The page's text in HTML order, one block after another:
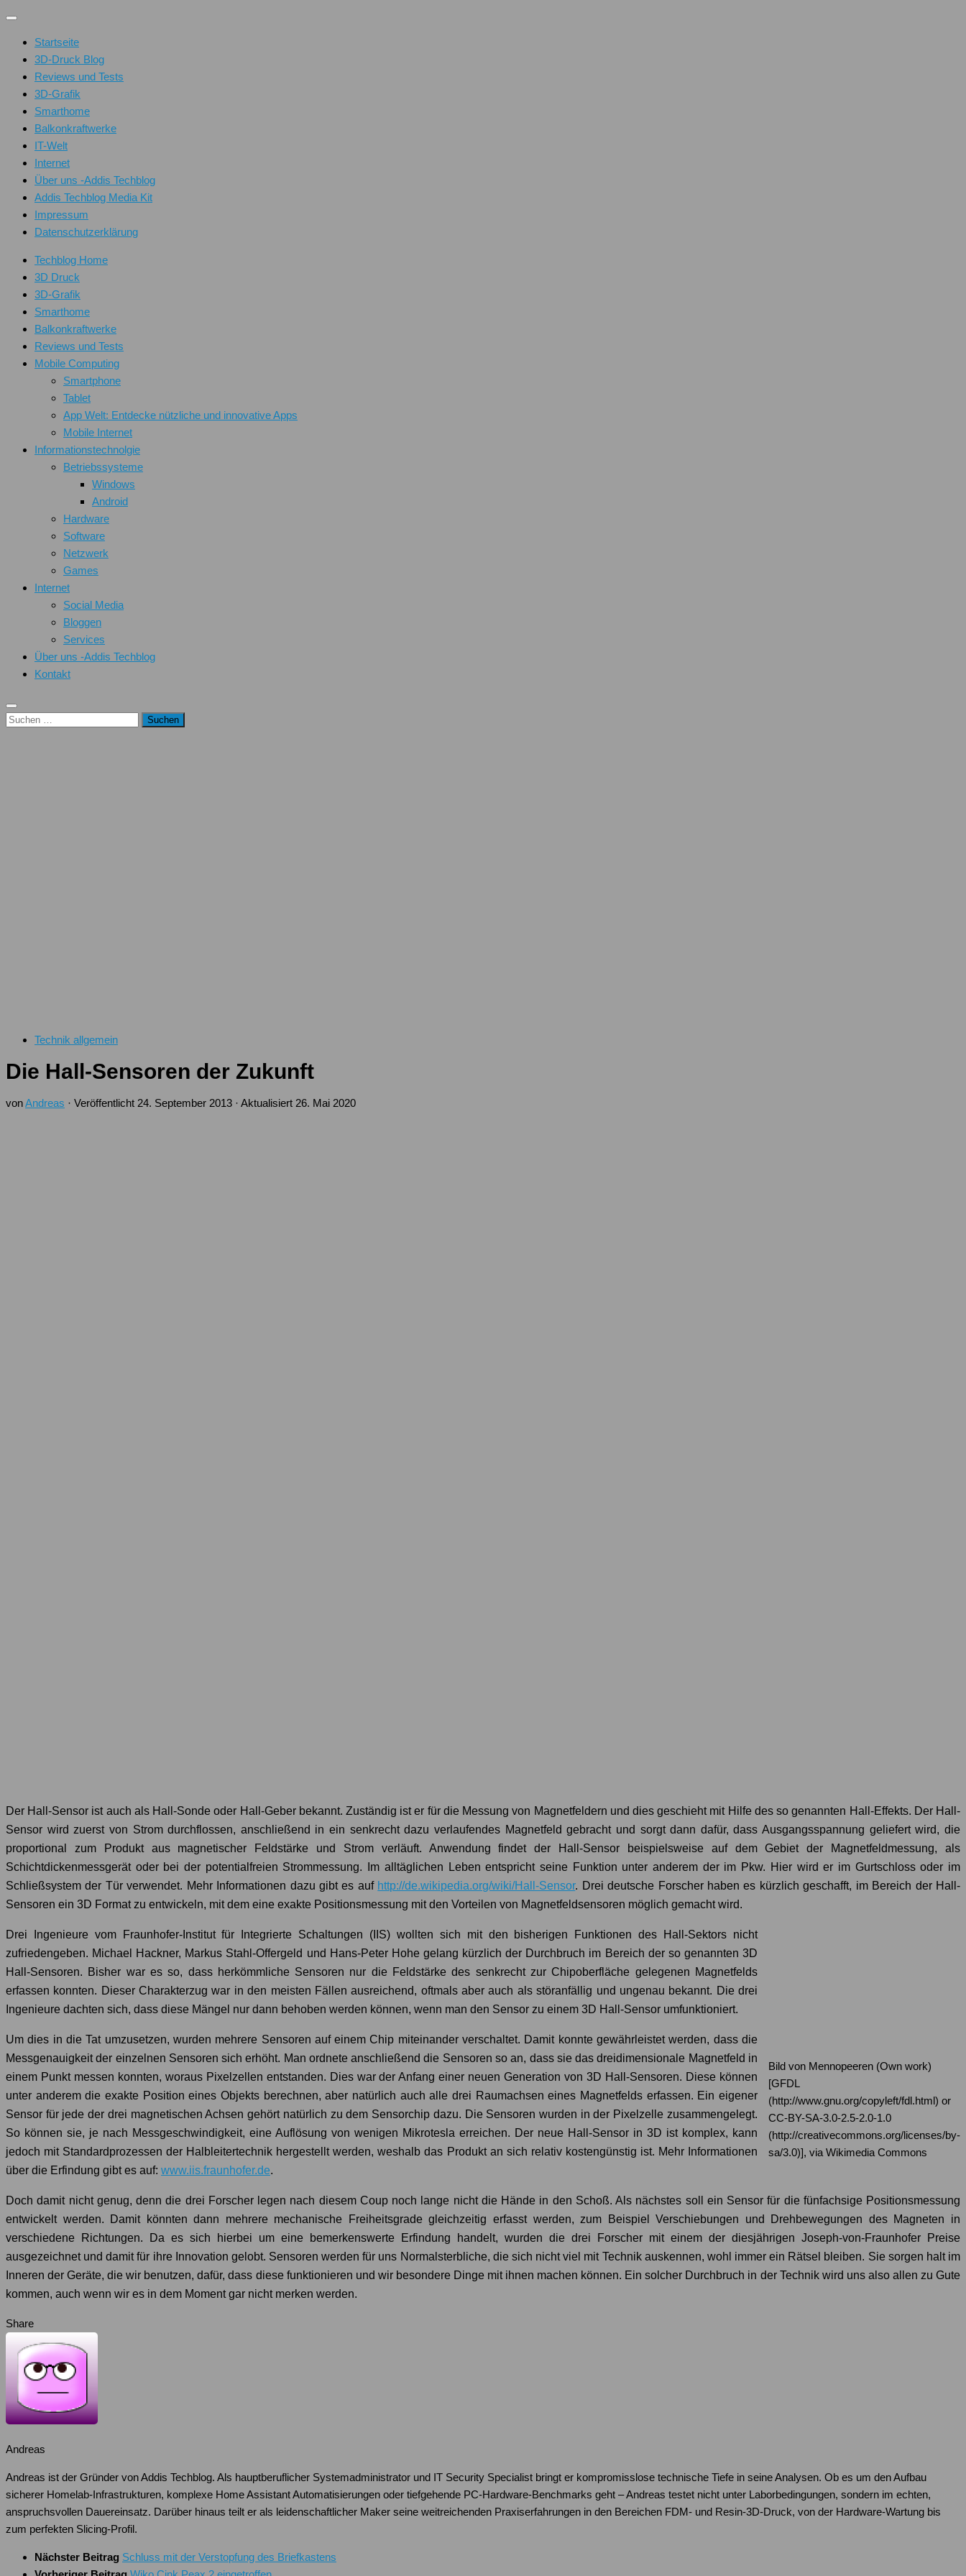
Unter
Inhalt
Startseite
3D-Druck Blog
Reviews und Tests
3D-Grafik
Smarthome
Balkonkraftwerke
IT-Welt
Internet
Über uns -Addis Techblog
Addis Techblog Media Kit
Impressum
Datenschutzerklärung
Techblog Home
3D Druck
3D-Grafik
Smarthome
Balkonkraftwerke
Reviews und Tests
Mobile Computing
Smartphone
Tablet
App Welt: Entdecke nützliche und innovative Apps
Mobile Internet
Informationstechnolgie
Betriebssysteme
Windows
Android
Hardware
Software
Netzwerk
Games
Internet
Social Media
Bloggen
Services
Über uns -Addis Techblog
Kontakt
Suchen
Technik allgemein
Die Hall-Sensoren der Zukunft
vonAndreas · Veröffentlicht 24. September 2013 · Aktualisiert 26. Mai 2020
Der Hall-Sensor ist auch als Hall-Sonde oder Hall-Geber bekannt. Zuständig ist er für die Messung von Magnetfeldern und dies geschieht mit Hilfe des so genannten Hall-Effekts. Der Hall-
Sensor wird zuerst von Strom durchflossen, anschließend in ein senkrecht dazu verlaufendes Magnetfeld gebracht und sorgt dann dafür, dass Ausgangsspannung geliefert wird, die
proportional zum Produkt aus magnetischer Feldstärke und Strom verläuft. Anwendung findet der Hall-Sensor beispielsweise auf dem Gebiet der Magnetfeldmessung, als
Schichtdickenmessgerät oder bei der potentialfreien Strommessung. Im alltäglichen Leben entspricht seine Funktion unter anderem der im Pkw. Hier wird er im Gurtschloss oder im
Schließsystem der Tür verwendet. Mehr Informationen dazu gibt es auf http://de.wikipedia.org/wiki/Hall-Sensor. Drei deutsche Forscher haben es kürzlich geschafft, im Bereich der Hall-
Sensoren ein 3D Format zu entwickeln, mit dem eine exakte Positionsmessung mit den Vorteilen von Magnetfeldsensoren möglich gemacht wird.
Bild von Mennopeeren (Own work)
[GFDL
(http://www.gnu.org/copyleft/fdl.html) or
CC-BY-SA-3.0-2.5-2.0-1.0
(http://creativecommons.org/licenses/by-
sa/3.0)], via Wikimedia Commons
Drei Ingenieure vom Fraunhofer-Institut für Integrierte Schaltungen (IIS) wollten sich mit den bisherigen Funktionen des Hall-Sektors nicht
zufriedengeben. Michael Hackner, Markus Stahl-Offergeld und Hans-Peter Hohe gelang kürzlich der Durchbruch im Bereich der so genannten 3D
Hall-Sensoren. Bisher war es so, dass herkömmliche Sensoren nur die Feldstärke des senkrecht zur Chipoberfläche gelegenen Magnetfelds
erfassen konnten. Dieser Charakterzug war in den meisten Fällen ausreichend, oftmals aber auch als störanfällig und ungenau bekannt. Die drei
Ingenieure dachten sich, dass diese Mängel nur dann behoben werden können, wenn man den Sensor zu einem 3D Hall-Sensor umfunktioniert.
Um dies in die Tat umzusetzen, wurden mehrere Sensoren auf einem Chip miteinander verschaltet. Damit konnte gewährleistet werden, dass die
Messgenauigkeit der einzelnen Sensoren sich erhöht. Man ordnete anschließend die Sensoren so an, dass sie das dreidimensionale Magnetfeld in
einem Punkt messen konnten, woraus Pixelzellen entstanden. Dies war der Anfang einer neuen Generation von 3D Hall-Sensoren. Diese können
unter anderem die exakte Position eines Objekts berechnen, aber natürlich auch alle drei Raumachsen eines Magnetfelds erfassen. Ein eigener
Sensor für jede der drei magnetischen Achsen gehört natürlich zu dem Sensorchip dazu. Die Sensoren wurden in der Pixelzelle zusammengelegt.
So können sie, je nach Messgeschwindigkeit, eine Auflösung von wenigen Mikrotesla erreichen. Der neue Hall-Sensor in 3D ist komplex, kann
jedoch mit Standardprozessen der Halbleitertechnik hergestellt werden, weshalb das Produkt an sich relativ kostengünstig ist. Mehr Informationen
über die Erfindung gibt es auf: www.iis.fraunhofer.de.
Doch damit nicht genug, denn die drei Forscher legen nach diesem Coup noch lange nicht die Hände in den Schoß. Als nächstes soll ein Sensor für die fünfachsige Positionsmessung
entwickelt werden. Damit könnten dann mehrere mechanische Freiheitsgrade gleichzeitig erfasst werden, zum Beispiel Verschiebungen und Drehbewegungen des Magneten in
verschiedene Richtungen. Da es sich hierbei um eine bemerkenswerte Erfindung handelt, wurden die drei Forscher mit einem der diesjährigen Joseph-von-Fraunhofer Preise
ausgezeichnet und damit für ihre Innovation gelobt. Sensoren werden für uns Normalsterbliche, die sich nicht viel mit Technik auskennen, wohl immer ein Rätsel bleiben. Sie sorgen halt im
Inneren der Geräte, die wir benutzen, dafür, dass diese funktionieren und wir besondere Dinge mit ihnen machen können. Ein solcher Durchbruch in der Technik wird uns also allen zu Gute
kommen, auch wenn wir es in dem Moment gar nicht merken werden.
Share
Andreas
Andreas ist der Gründer von Addis Techblog. Als hauptberuflicher Systemadministrator und IT Security Specialist bringt er kompromisslose technische Tiefe in seine Analysen. Ob es um den Aufbau
sicherer Homelab-Infrastrukturen, komplexe Home Assistant Automatisierungen oder tiefgehende PC-Hardware-Benchmarks geht – Andreas testet nicht unter Laborbedingungen, sondern im echten,
anspruchsvollen Dauereinsatz. Darüber hinaus teilt er als leidenschaftlicher Maker seine weitreichenden Praxiserfahrungen in den Bereichen FDM- und Resin-3D-Druck, von der Hardware-Wartung bis
zum perfekten Slicing-Profil.
Nächster Beitrag Schluss mit der Verstopfung des Briefkastens